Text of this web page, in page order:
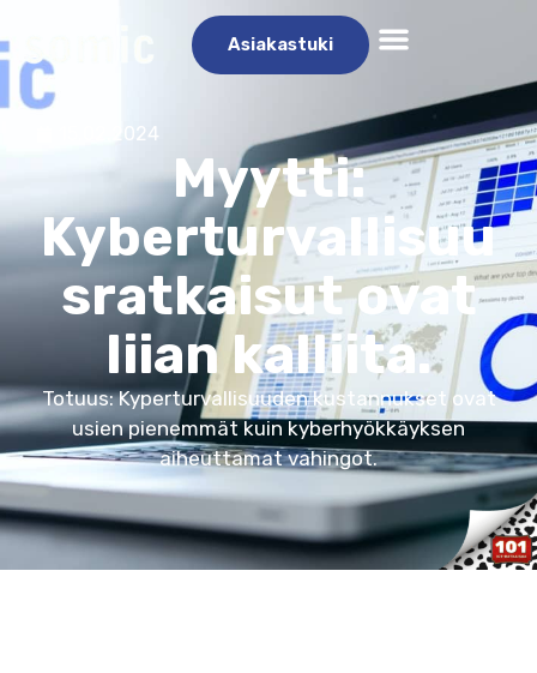
Asiakastuki
15.02.2024
Myytti:
Kyberturvallisuu
sratkaisut ovat
liian kalliita.
Totuus: Kyperturvallisuuden kustannukset ovat
usien pienemmät kuin kyberhyökkäyksen
aiheuttamat vahingot.